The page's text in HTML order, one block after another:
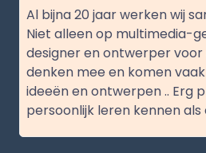
Al bijna 20 jaar werken wij
Niet alleen op multimedia-
designer en ontwerper voor
denken mee en komen
ideeën en ontwerpen .. Erg
persoonlijk leren kennen